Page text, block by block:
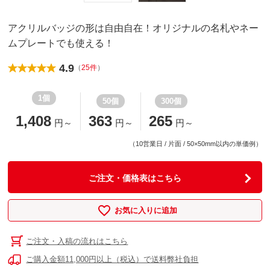
アクリルバッジの形は自由自在！オリジナルの名札やネー
ムプレートでも使える！
4.9 （25件）
1個
1,408 円～
50個
363 円～
300個
265 円～
（10営業日 / 片面 / 50×50mm以内の単価例）
ご注文・価格表はこちら
お気に入りに追加
ご注文・入稿の流れはこちら
ご購入金額11,000円以上（税込）で送料弊社負担